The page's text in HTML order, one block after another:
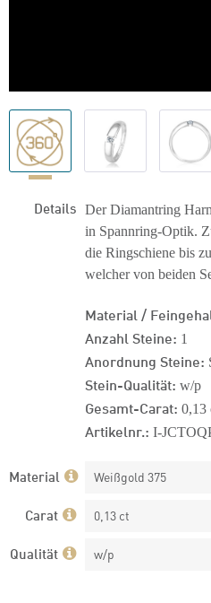
Details Der Diamantring
in Spannring-Optik.
die Ringschiene bis
welcher von beiden
Material /
Anzahl Steine: 1
Anordnung Steine:
Stein-Qualität: w/p
Gesamt-Carat: 0,13
Artikelnr.: I-
Material Weißgold 375
Carat 0,13 ct
Qualität w/p